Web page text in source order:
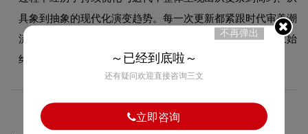
具象到抽象的现代化演变趋势。每一次更新都紧跟时代审美潮
流，同时保持品牌核心识别元素的延续性，使品牌视觉形象始
终与时俱进，历久弥新。
不再弹出
～已经到底啦～
还有疑问欢迎直接咨询三文
立即咨询